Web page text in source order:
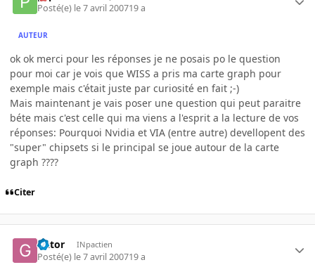
Posté(e) le 7 avril 200719 a
AUTEUR
ok ok merci pour les réponses je ne posais po le question
pour moi car je vois que WISS a pris ma carte graph pour
exemple mais c'était juste par curiosité en fait ;-)
Mais maintenant je vais poser une question qui peut paraitre
béte mais c'est celle qui ma viens a l'esprit a la lecture de vos
réponses: Pourquoi Nvidia et VIA (entre autre) devellopent des
"super" chipsets si le principal se joue autour de la carte
graph ????
Citer
Gator INpactien
Posté(e) le 7 avril 200719 a